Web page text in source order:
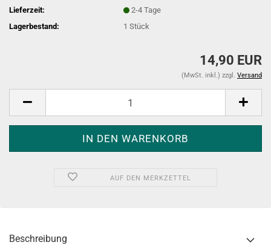
Lieferzeit:
2-4 Tage
Lagerbestand:
1Stück
14,90 EUR
(MwSt. inkl.) zzgl. Versand
AUF DEN MERKZETTEL
Beschreibung